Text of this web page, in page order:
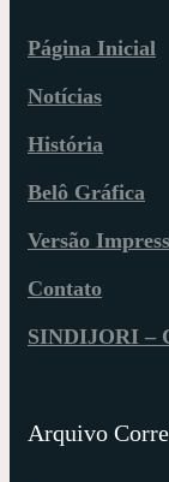
Página Inicial
Notícias
História
Belô Gráfica
Versão
Contato
SINDIJORI –
Arquivo